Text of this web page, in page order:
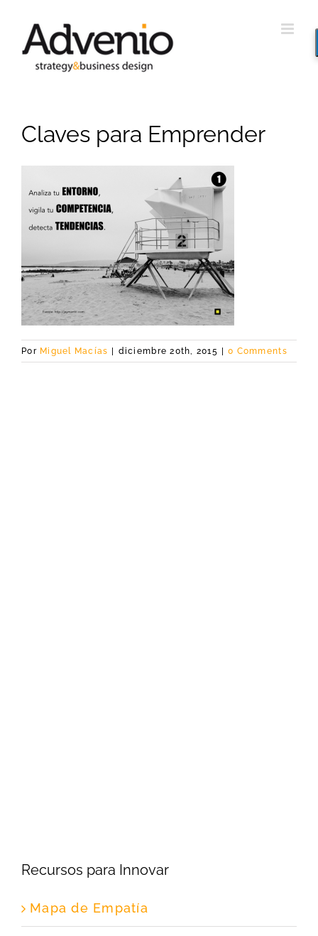
contenido
Claves para Emprender
Por Miguel Macías diciembre 20th, 2015 0 Comments
Recursos para Innovar
Mapa de Empatía